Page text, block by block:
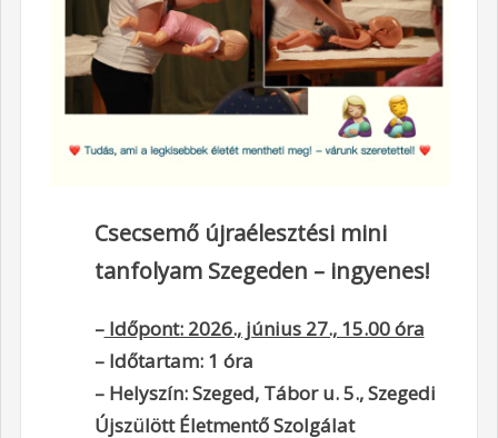
Csecsemő újraélesztési mini
tanfolyam Szegeden – ingyenes!
–Időpont: 2026., június 27., 15.00 óra
– Időtartam: 1 óra
– Helyszín: Szeged, Tábor u. 5., Szegedi
Újszülött Életmentő Szolgálat